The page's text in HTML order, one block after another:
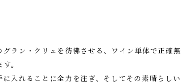
ラン・クリュを彷彿させる、ワイン単体で正確無
。
に入れることに全力を注ぎ、そしてその素晴らしい